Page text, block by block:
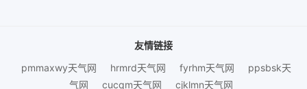
友情链接
pmmaxwy天气网
hrmrd天气网 fyrhm天气网
ppsbsk天
气网
cucqm天气网 cjklmn天气网